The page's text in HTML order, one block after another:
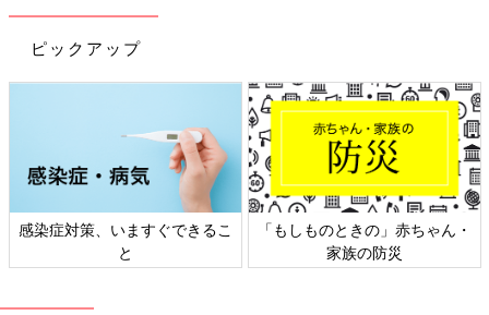
ピックアップ
感染症対策、いますぐできるこ
と
「もしものときの」赤ちゃん・
家族の防災